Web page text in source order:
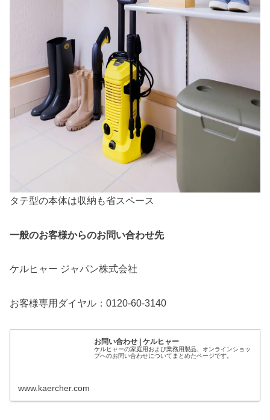
タテ型の本体は収納も省スペース
一般のお客様からのお問い合わせ先
ケルヒャー ジャパン株式会社
お客様専用ダイヤル：0120-60-3140
お問い合わせ | ケルヒャー
ケルヒャーの家庭用および業務用製品、オンラインショッ
プへのお問い合わせについてまとめたページです。
www.kaercher.com